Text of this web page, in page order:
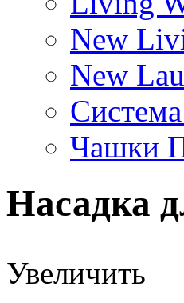
New
New
Чашки
Насадка
Увеличить